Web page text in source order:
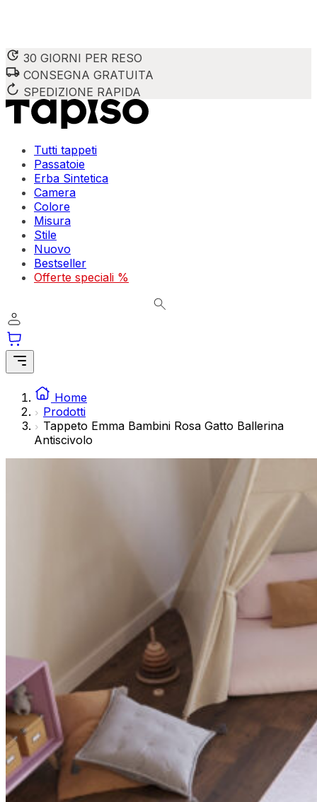
30 GIORNI PER RESO
CONSEGNA GRATUITA
SPEDIZIONE RAPIDA
Tutti tappeti
Passatoie
Erba Sintetica
Camera
Colore
Misura
Stile
Nuovo
Bestseller
Offerte speciali %
Home
Prodotti
Tappeto Emma Bambini Rosa Gatto Ballerina
Antiscivolo
Utilizziamo i cookie per personalizzare contenuti e
combinarle con altre informazioni che hai fornito loro o
Indispensabili
I cookie indispensabili sono cruciali per le funzioni di
memorizzano alcun dato personale identificabile.
Statistica
I cookie statistici aiutano i proprietari dei siti web a
Non classificati